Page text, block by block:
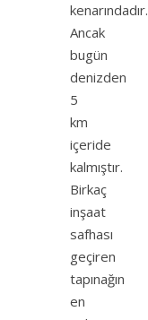
kenarındadır.
Ancak
bugün
denizden
5
km
içeride
kalmıştır.
Birkaç
inşaat
safhası
geçiren
tapınağın
en